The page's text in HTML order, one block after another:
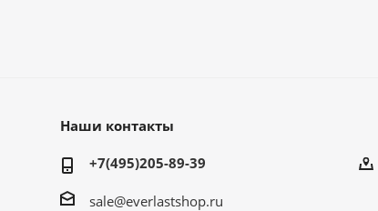
Наши контакты
+7(495)205-89-39
sale@everlastshop.ru